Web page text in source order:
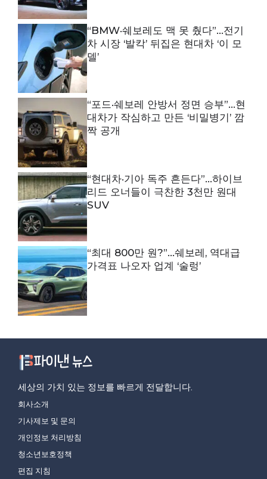
“BMW·쉐보레도 맥 못 췄다”…전기
차 시장 ‘발칵’ 뒤집은 현대차 ‘이 모
델’
“포드·쉐보레 안방서 정면 승부”…현
대차가 작심하고 만든 ‘비밀병기’ 깜
짝 공개
“현대차·기아 독주 흔든다”…하이브
리드 오너들이 극찬한 3천만 원대
SUV
“최대 800만 원?”…쉐보레, 역대급
가격표 나오자 업계 ‘술렁’
세상의 가치 있는 정보를 빠르게 전달합니다.
회사소개
기사제보 및 문의
개인정보 처리방침
청소년보호정책
편집 지침